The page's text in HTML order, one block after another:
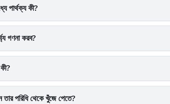
পার্থক্য কী?
গণনা করব?
পরিধি থেকে খুঁজে পেতে?